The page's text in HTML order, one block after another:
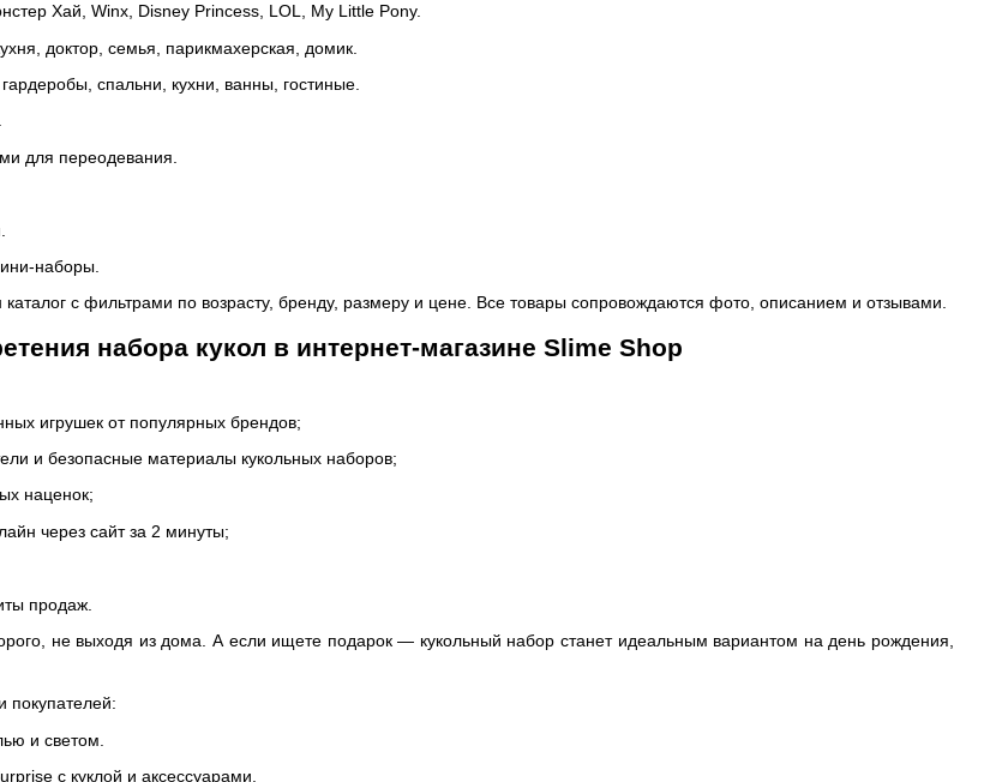
Хай, Winx, Disney Princess, LOL, My Little Pony.
доктор, семья, парикмахерская, домик.
спальни, кухни, ванны, гостиные.
для переодевания.
наборы.
каталог с фильтрами по возрасту, бренду, размеру и цене. Все товары сопровождаются фото, описанием и отзывами.
набора кукол в интернет-магазине Slime Shop
игрушек от популярных брендов;
и безопасные материалы кукольных наборов;
наценок;
через сайт за 2 минуты;
продаж.
не выходя из дома. А если ищете подарок — кукольный набор станет идеальным вариантом на день рождения,
покупателей:
и светом.
с куклой и аксессуарами.